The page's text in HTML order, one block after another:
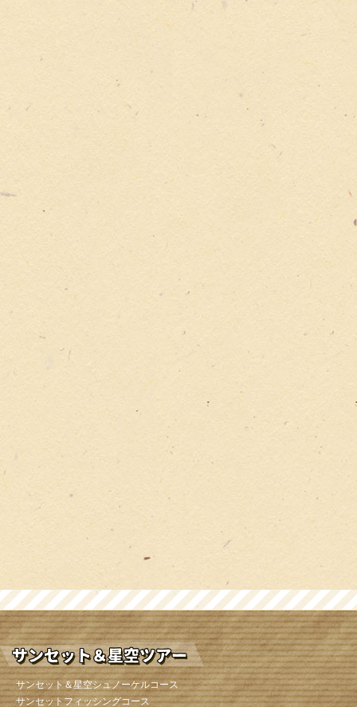
サンセット＆星空シュノーケルコース
サンセットフィッシングコース